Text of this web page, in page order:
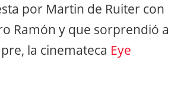
por Martin de Ruiter con
Ramón y que sorprendió a
la cinemateca Eye